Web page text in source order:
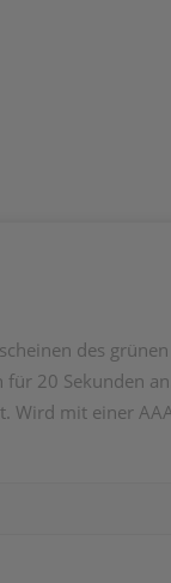
des
20 Sekunden
mit einer